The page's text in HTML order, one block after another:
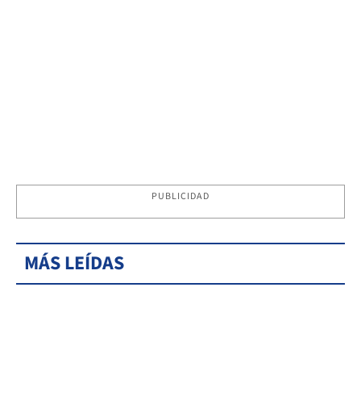
PUBLICIDAD
MÁS LEÍDAS